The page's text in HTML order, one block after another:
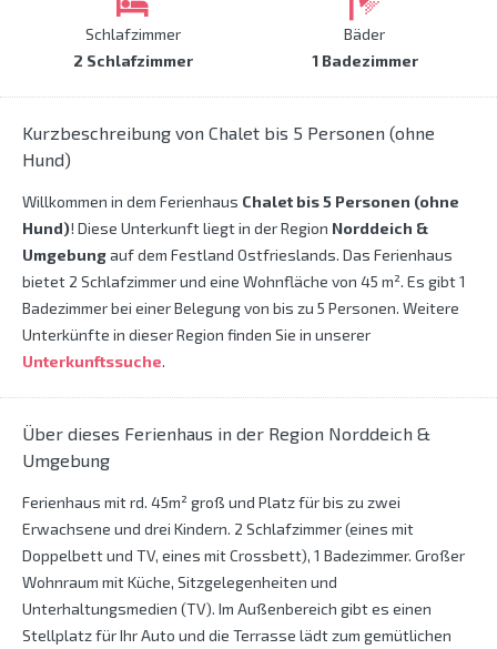
Schlafzimmer
2 Schlafzimmer
Bäder
1 Badezimmer
Kurzbeschreibung von Chalet bis 5 Personen (ohne
Hund)
Willkommen in dem Ferienhaus Chalet bis 5 Personen (ohne
Hund)! Diese Unterkunft liegt in der Region Norddeich &
Umgebungauf dem Festland Ostfrieslands. Das Ferienhaus
bietet 2 Schlafzimmer und eine Wohnfläche von 45 m². Es gibt 1
Badezimmer bei einer Belegung von bis zu 5 Personen. Weitere
Unterkünfte in dieser Region finden Sie in unserer
Unterkunftssuche.
Über dieses Ferienhaus in der Region Norddeich &
Umgebung
Ferienhaus mit rd. 45m² groß und Platz für bis zu zwei
Erwachsene und drei Kindern. 2 Schlafzimmer (eines mit
Doppelbett und TV, eines mit Crossbett), 1 Badezimmer. Großer
Wohnraum mit Küche, Sitzgelegenheiten und
Unterhaltungsmedien (TV). Im Außenbereich gibt es einen
Stellplatz für Ihr Auto und die Terrasse lädt zum gemütlichen